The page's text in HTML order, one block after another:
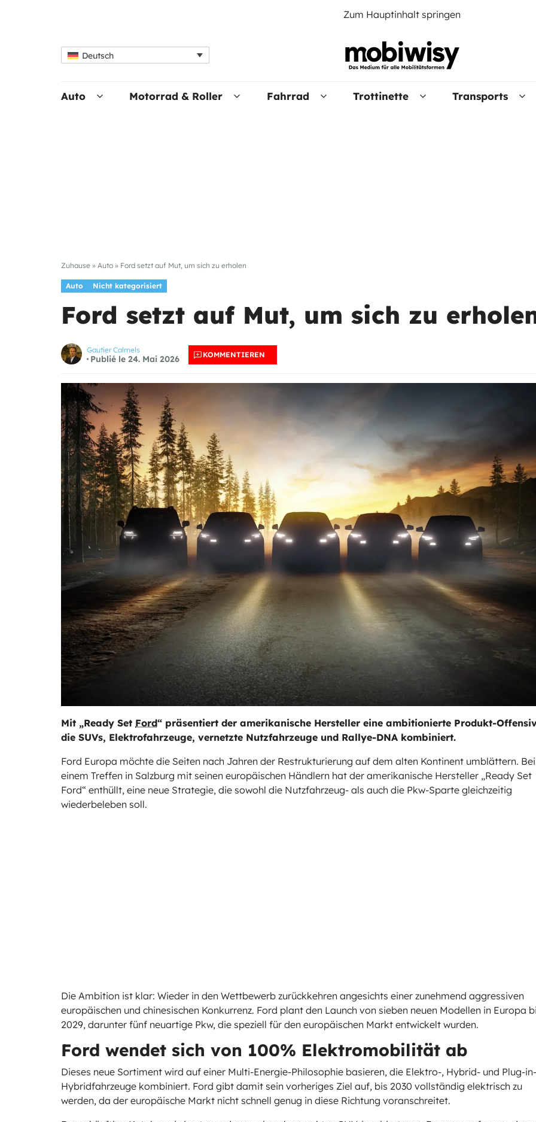
Zum Hauptinhalt springen
Deutsch
Auto Motorrad & Roller Fahrrad Trottinette Transports
Zuhause » Auto » Ford setzt auf Mut, um sich zu erholen
Auto Nicht kategorisiert
Ford setzt auf Mut, um sich zu
Gautier Calmels
Publié le 24. Mai 2026 KOMMENTIEREN
Mit „Ready Set Ford“ präsentiert der amerikanische Hersteller eine ambitionierte Produkt-
die SUVs, Elektrofahrzeuge, vernetzte Nutzfahrzeuge und Rallye-DNA kombiniert.
Ford Europa möchte die Seiten nach Jahren der Restrukturierung auf dem alten Kontinent umblättern. Bei
einem Treffen in Salzburg mit seinen europäischen Händlern hat der amerikanische Hersteller „Ready Set
Ford“ enthüllt, eine neue Strategie, die sowohl die Nutzfahrzeug- als auch die Pkw-Sparte gleichzeitig
wiederbeleben soll.
Die Ambition ist klar: Wieder in den Wettbewerb zurückkehren angesichts einer zunehmend aggressiven
europäischen und chinesischen Konkurrenz. Ford plant den Launch von sieben neuen Modellen in Europa
2029, darunter fünf neuartige Pkw, die speziell für den europäischen Markt entwickelt wurden.
Ford wendet sich von 100% Elektromobilität ab
Dieses neue Sortiment wird auf einer Multi-Energie-Philosophie basieren, die Elektro-, Hybrid- und Plug-in-
Hybridfahrzeuge kombiniert. Ford gibt damit sein vorheriges Ziel auf, bis 2030 vollständig elektrisch zu
werden, da der europäische Markt nicht schnell genug in diese Richtung voranschreitet.